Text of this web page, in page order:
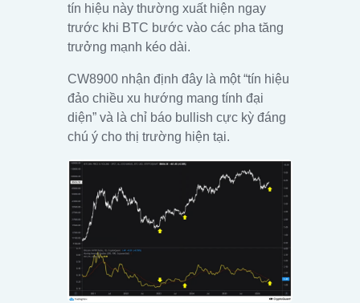
tín hiệu này thường xuất hiện ngay
trước khi BTC bước vào các pha tăng
trưởng mạnh kéo dài.
CW8900 nhận định đây là một “tín hiệu
đảo chiều xu hướng mang tính đại
diện” và là chỉ báo bullish cực kỳ đáng
chú ý cho thị trường hiện tại.